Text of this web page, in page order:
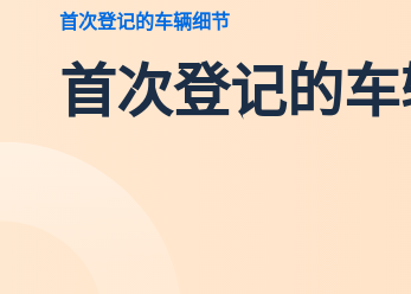
首次登记的车辆细节
首次登记的